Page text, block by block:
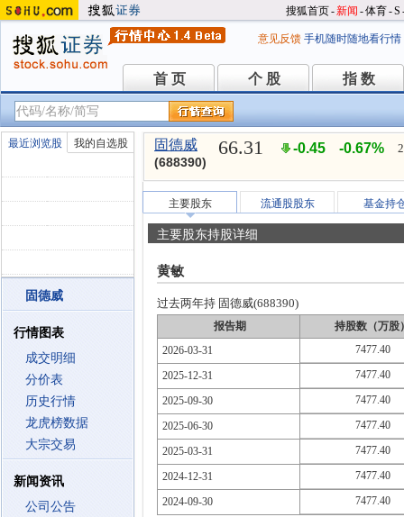
搜狐首页-新闻 -体育-S
意见反馈 手机随时随地看行情
首 页
首 页 个 股
个 股 指 数
指 数
最近浏览股 我的自选股
固德威
行情图表
成交明细
分价表
历史行情
龙虎榜数据
大宗交易
新闻资讯
公司公告
固德威
(688390)
66.31 -0.45 -0.67%
主要股东 流通股股东 基金持
主要股东持股详细
黄敏
过去两年持 固德威(688390)
报告期
持股数（万股
2026-03-31
7477.40
2025-12-31 7477.40
2025-09-30 7477.40
2025-06-30 7477.40
2025-03-31 7477.40
2024-12-31 7477.40
2024-09-30 7477.40